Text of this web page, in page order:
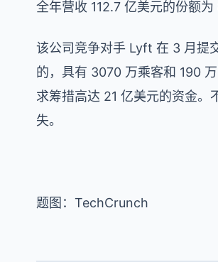
全年营收 112.7 亿美元的份额为
该公司竞争对手 Lyft 在 3 月提
的，具有 3070 万乘客和 190
求筹措高达 21 亿美元的资金
失。
题图：TechCrunch